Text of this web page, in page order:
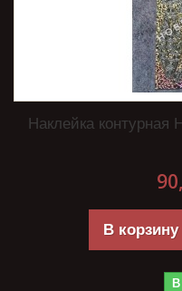
Наклейка контурная
В корзину